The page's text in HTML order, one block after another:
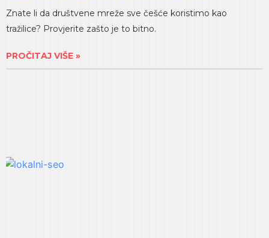
Znate li da društvene mreže sve češće koristimo kao
tražilice? Provjerite zašto je to bitno.
PROČITAJ VIŠE »